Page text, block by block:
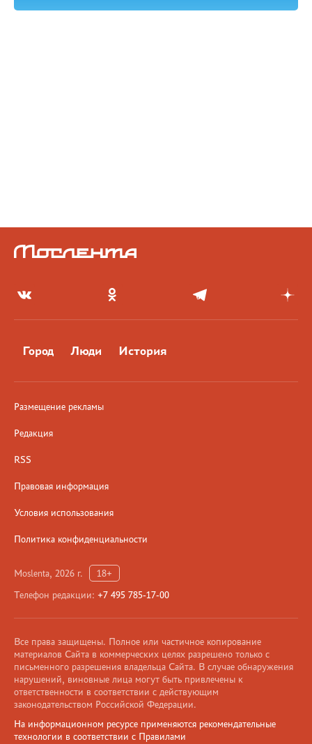
Город Люди История
Размещение рекламы
Редакция
RSS
Правовая информация
Условия использования
Политика конфиденциальности
Moslenta, 2026 г.
18+
Телефон редакции: +7 495 785-17-00
Все права защищены. Полное или частичное копирование
материалов Сайта в коммерческих целях разрешено только с
письменного разрешения владельца Сайта. В случае обнаружения
нарушений, виновные лица могут быть привлечены к
ответственности в соответствии с действующим
законодательством Российской Федерации.
На информационном ресурсе применяются рекомендательные
технологии в соответствии с Правилами